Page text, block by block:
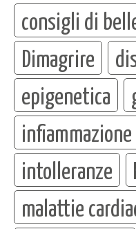
consigli di
Dimagrire
epigenetica
infiammazione
intolleranze
malattie